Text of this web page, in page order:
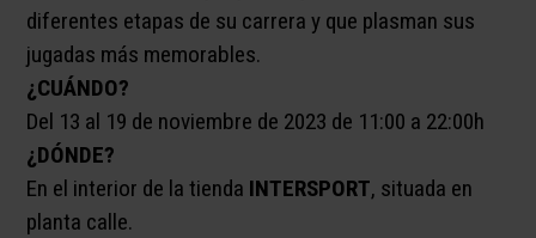
diferentes etapas de su carrera y que plasman sus
jugadas más memorables.
¿CUÁNDO?
Del 13 al 19 de noviembre de 2023 de 11:00 a 22:00h
¿DÓNDE?
En el interior de la tienda INTERSPORT, situada en
planta calle.